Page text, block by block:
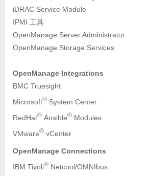
iDRAC Service Module
IPMI 工具
OpenManage Server Administrator
OpenManage Storage Services
OpenManage Integrations
BMC Truesight
Microsoft®System Center
RedHat®Ansible®Modules
VMware®vCenter
OpenManage Connections
IBM Tivoli®Netcool/OMNIbus